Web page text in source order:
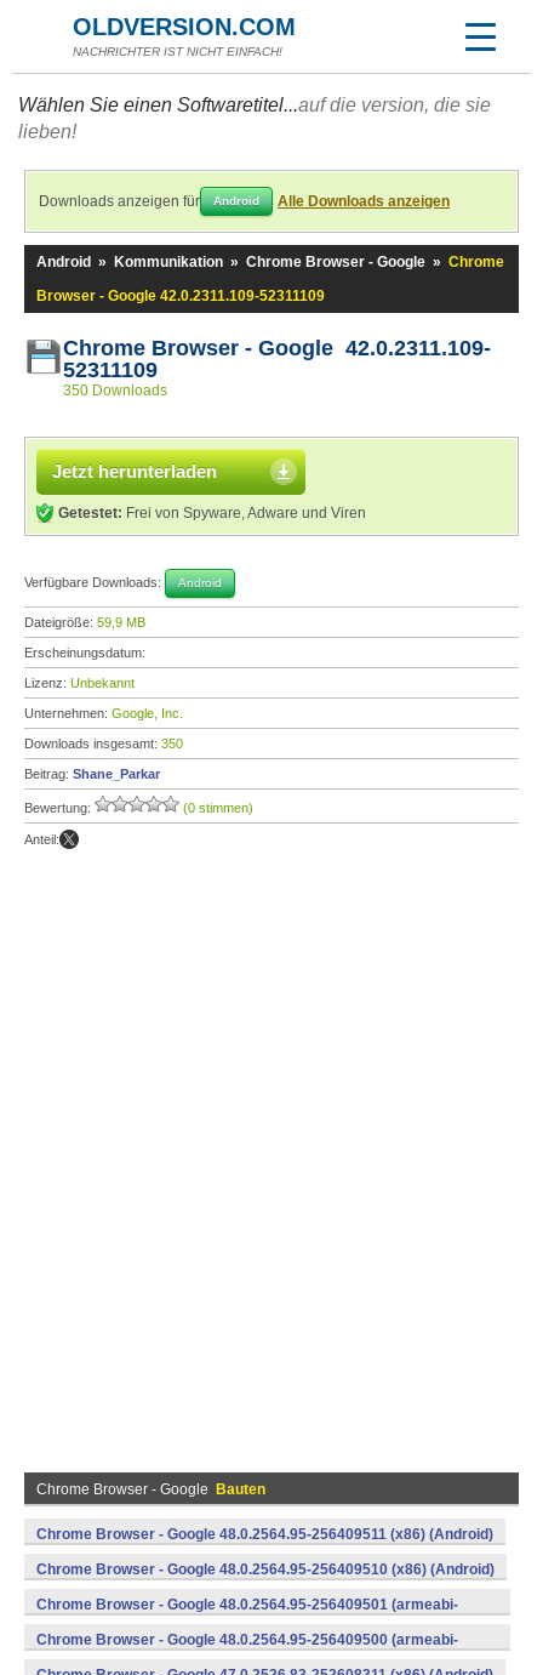
OLDVERSION.COM
NACHRICHTER IST NICHT EINFACH!
Wählen Sie einen Softwaretitel...auf die version, die sie
lieben!
Downloads anzeigen für Android Alle Downloads anzeigen
Android » Kommunikation » Chrome Browser - Google » Chrome
Browser - Google 42.0.2311.109-52311109
Chrome Browser - Google 42.0.2311.109-
52311109
350 Downloads
Jetzt herunterladen
Getestet: Frei von Spyware, Adware und Viren
Verfügbare Downloads: Android
Dateigröße: 59,9 MB
Erscheinungsdatum:
Lizenz: Unbekannt
Unternehmen: Google, Inc.
Downloads insgesamt: 350
Beitrag: Shane_Parkar
Bewertung: (0 stimmen)
Anteil:
Chrome Browser - Google Bauten
Chrome Browser - Google 48.0.2564.95-256409511 (x86) (Android)
Chrome Browser - Google 48.0.2564.95-256409510 (x86) (Android)
Chrome Browser - Google 48.0.2564.95-256409501 (armeabi-
v7a) (Android)
Chrome Browser - Google 48.0.2564.95-256409500 (armeabi-
v7a) (Android)